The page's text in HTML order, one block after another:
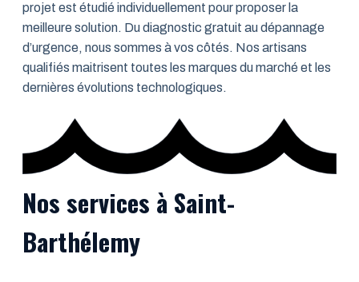
projet est étudié individuellement pour proposer la
meilleure solution. Du diagnostic gratuit au dépannage
d’urgence, nous sommes à vos côtés. Nos artisans
qualifiés maitrisent toutes les marques du marché et les
dernières évolutions technologiques.
Nos services à Saint-
Barthélemy